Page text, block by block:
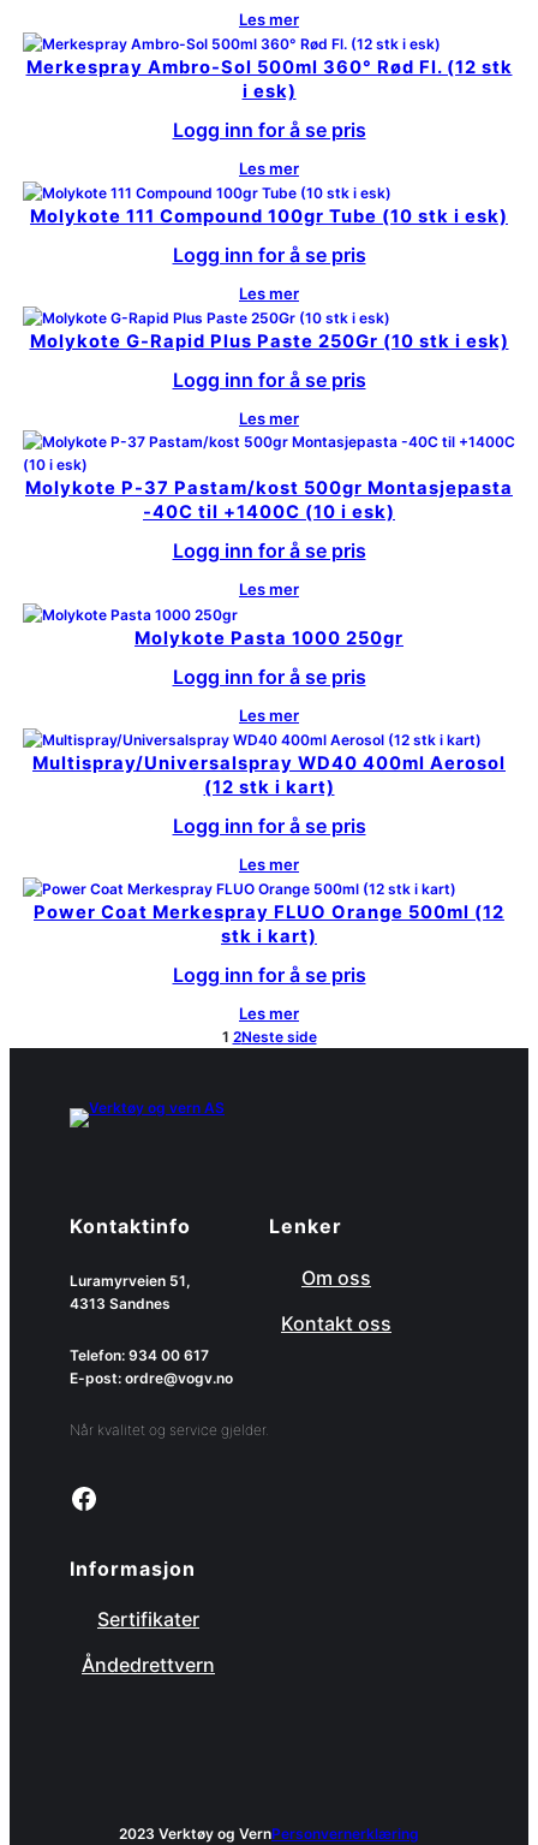
Les mer
Merkespray Ambro-Sol 500ml 360° Rød Fl. (12 stk
i esk)
Logg inn for å se pris
Les mer
Molykote 111 Compound 100gr Tube (10 stk i esk)
Logg inn for å se pris
Les mer
Molykote G-Rapid Plus Paste 250Gr (10 stk i esk)
Logg inn for å se pris
Les mer
Molykote P-37 Pastam/kost 500gr Montasjepasta
-40C til +1400C (10 i esk)
Logg inn for å se pris
Les mer
Molykote Pasta 1000 250gr
Logg inn for å se pris
Les mer
Multispray/Universalspray WD40 400ml Aerosol
(12 stk i kart)
Logg inn for å se pris
Les mer
Power Coat Merkespray FLUO Orange 500ml (12
stk i kart)
Logg inn for å se pris
Les mer
1 2Neste side
Kontaktinfo
Luramyrveien 51,
4313 Sandnes
Telefon: 934 00 617
E-post: ordre@vogv.no
Når kvalitet og service gjelder.
Link to facebook page
Lenker
Om oss
Kontakt oss
Informasjon
Sertifikater
Åndedrettvern
2023 Verktøy og VernPersonvernerklæring